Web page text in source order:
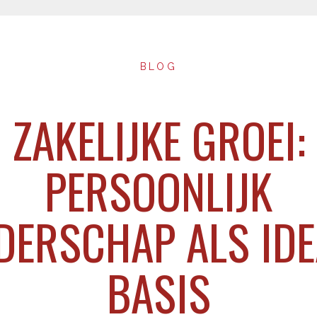
BLOG
ZAKELIJKE GROEI:
PERSOONLIJK
ALS
BASIS